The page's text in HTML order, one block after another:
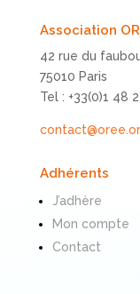
Association
42 rue du
75010 Paris
Tel : +33(0)1 48
Adhérents
J’adhère
Mon compte
Contact